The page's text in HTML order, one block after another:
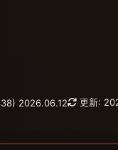
2026.06.12 更新: